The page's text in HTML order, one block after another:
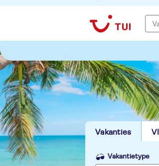
Vakanties
Vakantietype